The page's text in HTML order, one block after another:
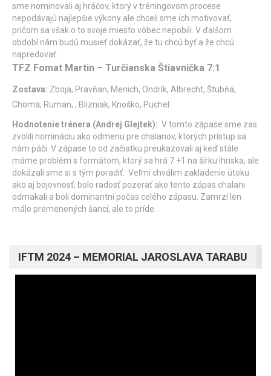
sme nominovali aj hráčov, ktorý v tréningovom procese
nepodávajú najlepšie výkony ale chceli sme ich motivovať,
pričom sa však o to svoje miesto vôbec nepobili. V ďalšom
období nám budú musieť dokázať, že tu chcú byť a že chcú
napredovať.
TFZ Fomat Martin – Turčianska Štiavnička 7:1
Zostava: Zboja, Pravňan, Menich, Ondrík, Albrecht, Štubňa,
Choma, Ruman, , Blizniak, Knoško, Puchel
Hodnotenie trénera (Andrej Glejtek): V tomto zápase sme zas
zvolili nomináciu ako odmenu pre chalanov, ktorých prístup sa
nám páči. V zápase to od začiatku preukazovali aj keď stále
máme problém s formátom, ktorý sa hrá 7 +1 na šírku ihriska, ale
dokázali sme si s tým poradiť. Veľmi chválim zakladenie útoku
ako aj bojovnosť, bolo radosť pozerať ako tento zápas chalani
odmakali a boli dominantní počas celého zápasu. Zamrzí len
málo premenených šancí, ale to príde.
IFTM 2024 – MEMORIAL JAROSLAVA TARABU